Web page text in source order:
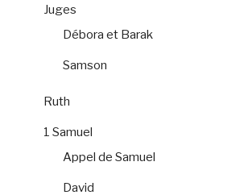
Juges
Débora et Barak
Samson
Ruth
1 Samuel
Appel de Samuel
David